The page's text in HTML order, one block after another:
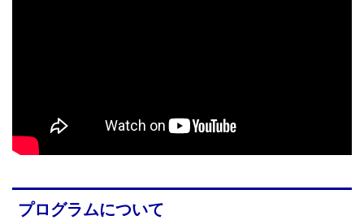
プログラムについて